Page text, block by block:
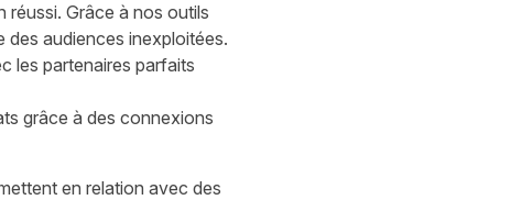
Grâce à nos outils
audiences inexploitées.
les partenaires parfaits
grâce à des connexions
en relation avec des